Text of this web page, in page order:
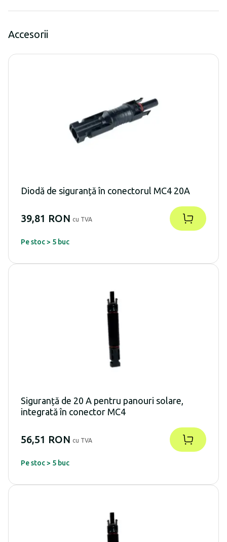
Accesorii
Diodă de siguranță în conectorul MC4 20A
39,81 RON cu TVA
Pe stoc > 5 buc
Siguranță de 20 A pentru panouri solare,
integrată în conector MC4
56,51 RON cu TVA
Pe stoc > 5 buc